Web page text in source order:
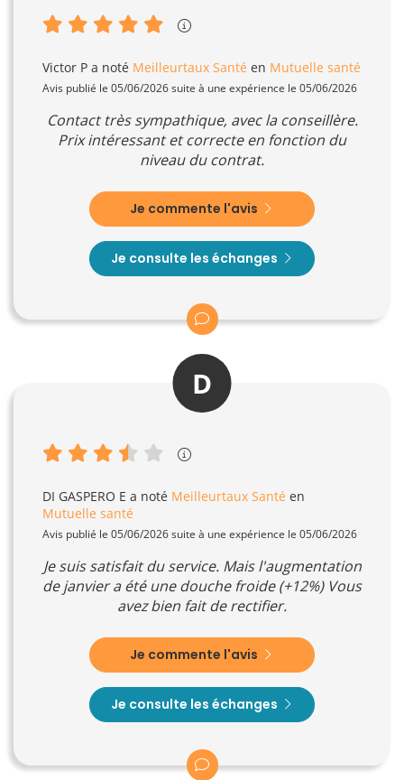
Victor P a noté Meilleurtaux Santé en Mutuelle santé
Avis publié le 05/06/2026 suite à une expérience le 05/06/2026
Contact très sympathique, avec la conseillère.
Prix intéressant et correcte en fonction du
niveau du contrat.
Je commente l'avis
Je consulte les échanges
D
DI GASPERO E a noté Meilleurtaux Santé en
Mutuelle santé
Avis publié le 05/06/2026 suite à une expérience le 05/06/2026
Je suis satisfait du service. Mais l'augmentation
de janvier a été une douche froide (+12%) Vous
avez bien fait de rectifier.
Je commente l'avis
Je consulte les échanges